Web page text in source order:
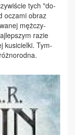
tych "do­
ocza­mi ob­raz
męż­czy­
ra­zie
ku­si­ciel­ki. Tym­